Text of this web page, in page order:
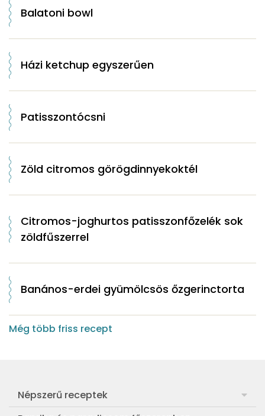
Balatoni bowl
Házi ketchup egyszerűen
Patisszontócsni
Zöld citromos görögdinnyekoktél
Citromos-joghurtos patisszonfőzelék sok
zöldfűszerrel
Banános-erdei gyümölcsös őzgerinctorta
Még több friss recept
Népszerű receptek